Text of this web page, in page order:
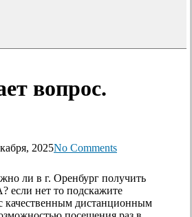
вопрос.
2025No Comments
ли в г. Оренбург получить
если нет то подскажите
качественным дистанционным